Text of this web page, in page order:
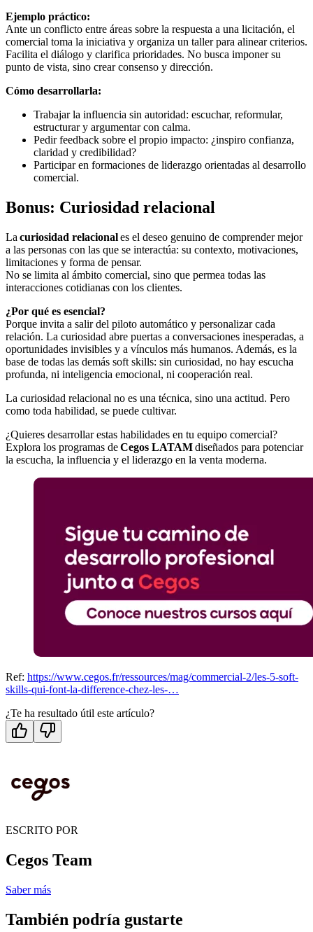
Ejemplo práctico:
Ante un conflicto entre áreas sobre la respuesta a una licitación, el
comercial toma la iniciativa y organiza un taller para alinear criterios.
Facilita el diálogo y clarifica prioridades. No busca imponer su
punto de vista, sino crear consenso y dirección.
Cómo desarrollarla:
Trabajar la influencia sin autoridad: escuchar, reformular,
estructurar y argumentar con calma.
Pedir feedback sobre el propio impacto: ¿inspiro confianza,
claridad y credibilidad?
Participar en formaciones de liderazgo orientadas al desarrollo
comercial.
Bonus: Curiosidad relacional
La curiosidad relacionales el deseo genuino de comprender mejor
a las personas con las que se interactúa: su contexto, motivaciones,
limitaciones y forma de pensar.
No se limita al ámbito comercial, sino que permea todas las
interacciones cotidianas con los clientes.
¿Por qué es esencial?
Porque invita a salir del piloto automático y personalizar cada
relación. La curiosidad abre puertas a conversaciones inesperadas, a
oportunidades invisibles y a vínculos más humanos. Además, es la
base de todas las demás soft skills: sin curiosidad, no hay escucha
profunda, ni inteligencia emocional, ni cooperación real.
La curiosidad relacional no es una técnica, sino una actitud. Pero
como toda habilidad, se puede cultivar.
¿Quieres desarrollar estas habilidades en tu equipo comercial?
Explora los programas deCegos LATAMdiseñados para potenciar
la escucha, la influencia y el liderazgo en la venta moderna.
Ref: https://www.cegos.fr/ressources/mag/commercial-2/les-5-soft-
skills-qui-font-la-difference-chez-les-…
¿Te ha resultado útil este artículo?
ESCRITO POR
Cegos Team
Saber más
También podría gustarte